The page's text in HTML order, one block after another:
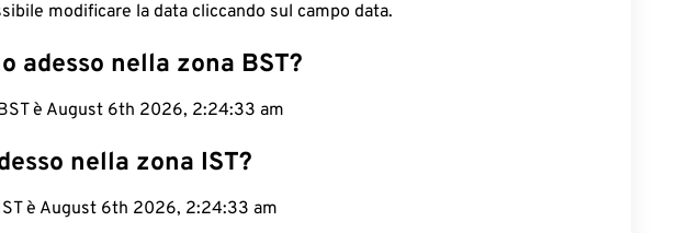
modificare la data cliccando sul campo data.
adesso nella zona BST?
è August 6th 2026, 2:24:34 am
nella zona IST?
è August 6th 2026, 2:24:34 am